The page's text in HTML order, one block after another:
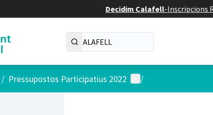
Decidim Calafell-Inscripcions
/ Pressupostos Participatius 2022 Menú d'usuari
/